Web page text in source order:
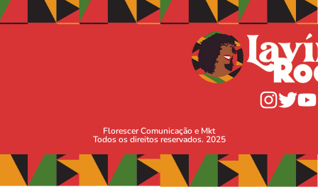
Florescer Comunicação e Mkt
Todos os direitos reservados. 2025